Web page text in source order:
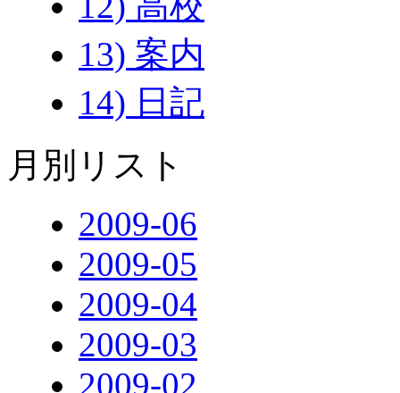
13) 案内
14) 日記
月別リスト
2009-06
2009-05
2009-04
2009-03
2009-02